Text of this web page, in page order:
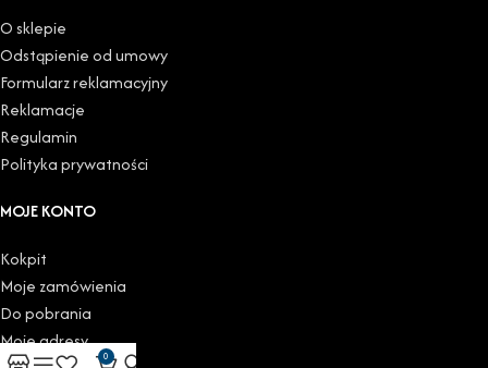
O sklepie
Odstąpienie od umowy
Formularz reklamacyjny
Reklamacje
Regulamin
Polityka prywatności
MOJE KONTO
Kokpit
Moje zamówienia
Do pobrania
Moje adresy
0